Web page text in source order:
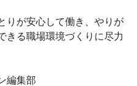
りが安心して働き、やりが
きる職場環境づくりに尽力
編集部